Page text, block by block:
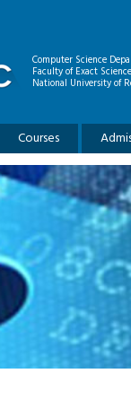
Computer Science
Faculty of Exact
National University of
Courses